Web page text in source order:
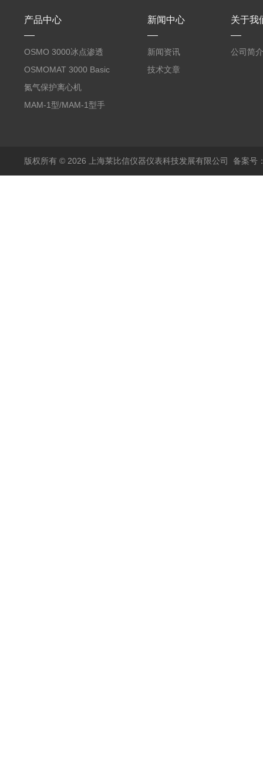
产品中心
OSMO 3000冰点渗透
压仪
OSMOMAT 3000 Basic
冰点渗透压仪
氮气保护离心机
MAM-1型/MAM-1型手
新闻中心
新闻资讯
技术文章
关于我
公司简介
版权所有 © 2026 上海莱比信仪器仪表科技发展有限公司 备案号